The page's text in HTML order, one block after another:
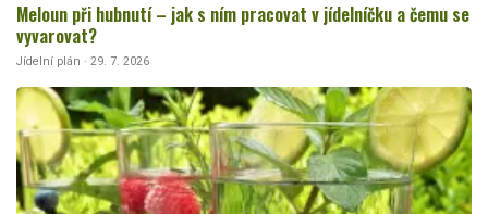
Meloun při hubnutí – jak s ním pracovat v jídelníčku a čemu se
vyvarovat?
Jídelní plán · 29. 7. 2026